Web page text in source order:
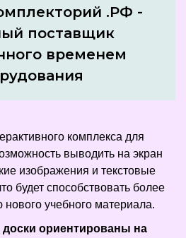
.РФ -
поставщик
временем
комплекса для
выводить на экран
изображения и текстовые
будет способствовать более
учебного материала.
доски ориентированы на